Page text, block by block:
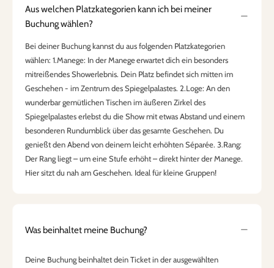
Aus welchen Platzkategorien kann ich bei meiner
Buchung wählen?
Bei deiner Buchung kannst du aus folgenden Platzkategorien
wählen: 1.Manege: In der Manege erwartet dich ein besonders
mitreißendes Showerlebnis. Dein Platz befindet sich mitten im
Geschehen - im Zentrum des Spiegelpalastes. 2.Loge: An den
wunderbar gemütlichen Tischen im äußeren Zirkel des
Spiegelpalastes erlebst du die Show mit etwas Abstand und einem
besonderen Rundumblick über das gesamte Geschehen. Du
genießt den Abend von deinem leicht erhöhten Séparée. 3.Rang:
Der Rang liegt – um eine Stufe erhöht – direkt hinter der Manege.
Hier sitzt du nah am Geschehen. Ideal für kleine Gruppen!
Was beinhaltet meine Buchung?
Deine Buchung beinhaltet dein Ticket in der ausgewählten